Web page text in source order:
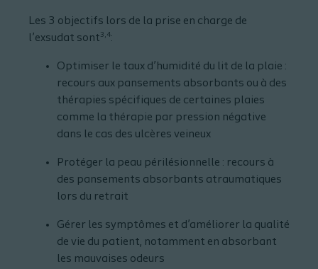
Les 3 objectifs lors de la prise en charge de
l’exsudat sont3,4:
Optimiser le taux d’humidité du lit de la plaie :
recours aux pansements absorbants ou à des
thérapies spécifiques de certaines plaies
comme la thérapie par pression négative
dans le cas des ulcères veineux
Protéger la peau périlésionnelle : recours à
des pansements absorbants atraumatiques
lors du retrait
Gérer les symptômes et d’améliorer la qualité
de vie du patient, notamment en absorbant
les mauvaises odeurs